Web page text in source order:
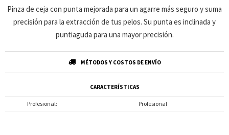
Pinza de ceja con punta mejorada para un agarre más seguro y suma
precisión para la extracción de tus pelos. Su punta es inclinada y
puntiaguda para una mayor precisión.
MÉTODOS Y COSTOS DE ENVÍO
CARACTERÍSTICAS
Profesional Profesional